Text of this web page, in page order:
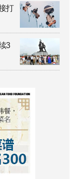
打
3